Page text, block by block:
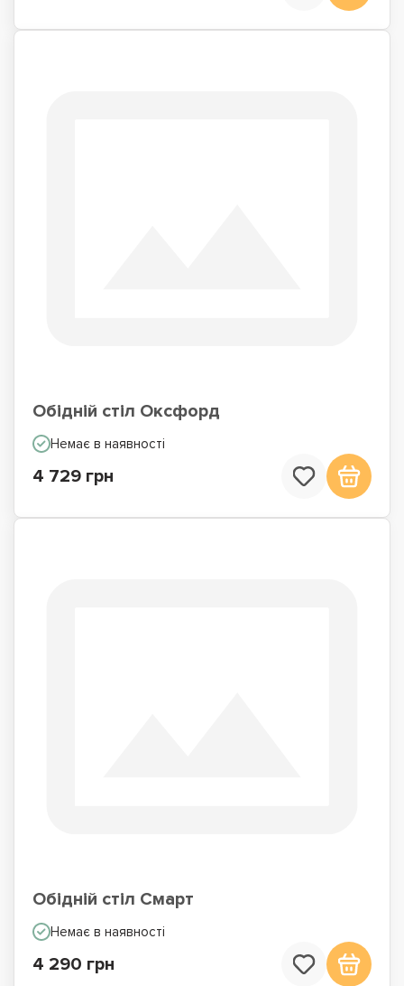
Обідній стіл Оксфорд
Немає в наявності
4 729 грн
Обідній стіл Смарт
Немає в наявності
4 290 грн